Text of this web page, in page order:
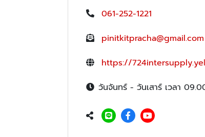
061-252-1221
pinitkitpracha@gmail.com
https://
วันจันทร์ - วันเสาร์ เวลา